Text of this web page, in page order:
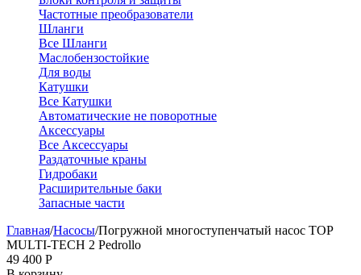
Частотные преобразователи
Шланги
Все Шланги
Маслобензостойкие
Для воды
Катушки
Все Катушки
Автоматические не поворотные
Аксессуары
Все Аксессуары
Раздаточные краны
Гидробаки
Расширительные баки
Запасные части
Главная/Насосы/Погружной многоступенчатый насос TOP
MULTI-TECH 2 Pedrollo
49 400 Р